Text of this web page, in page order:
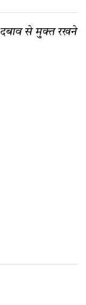
दबाव से मुक्त रखने